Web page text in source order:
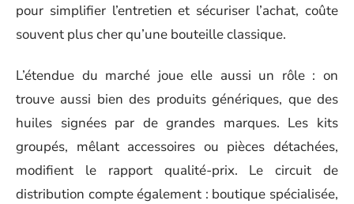
pour simplifier l’entretien et sécuriser l’achat, coûte
souvent plus cher qu’une bouteille classique.
L’étendue du marché joue elle aussi un rôle : on
trouve aussi bien des produits génériques, que des
huiles signées par de grandes marques. Les kits
groupés, mêlant accessoires ou pièces détachées,
modifient le rapport qualité-prix. Le circuit de
distribution compte également : boutique spécialisée,